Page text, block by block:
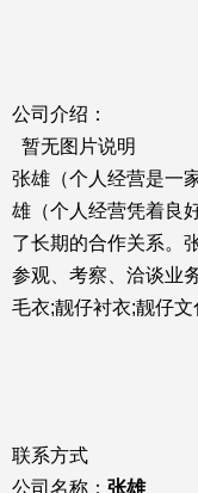
公司介绍：
暂无图片说明
张雄（个人经营是一
雄（个人经营凭着良
了长期的合作关系。
参观、考察、洽谈业
毛衣;靓仔衬衣;靓仔文
联系方式
公司名称： 张雄